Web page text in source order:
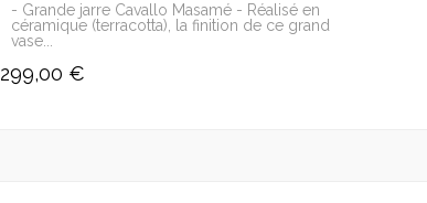
- Grande jarre Cavallo Masamé - Réalisé en
céramique (terracotta), la finition de ce grand
vase...
299,00 €